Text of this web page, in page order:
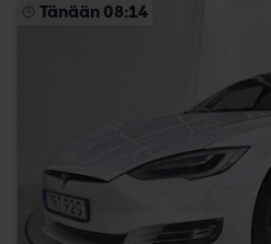
Tänään 08:14